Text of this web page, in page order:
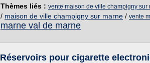
Thèmes liés : vente maison de ville champigny sur
/ maison de ville champigny sur marne / vente
marne val de marne
Réservoirs pour cigarette